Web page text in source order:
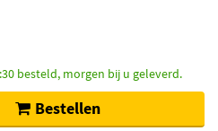
besteld, morgen bij u geleverd.
Bestellen